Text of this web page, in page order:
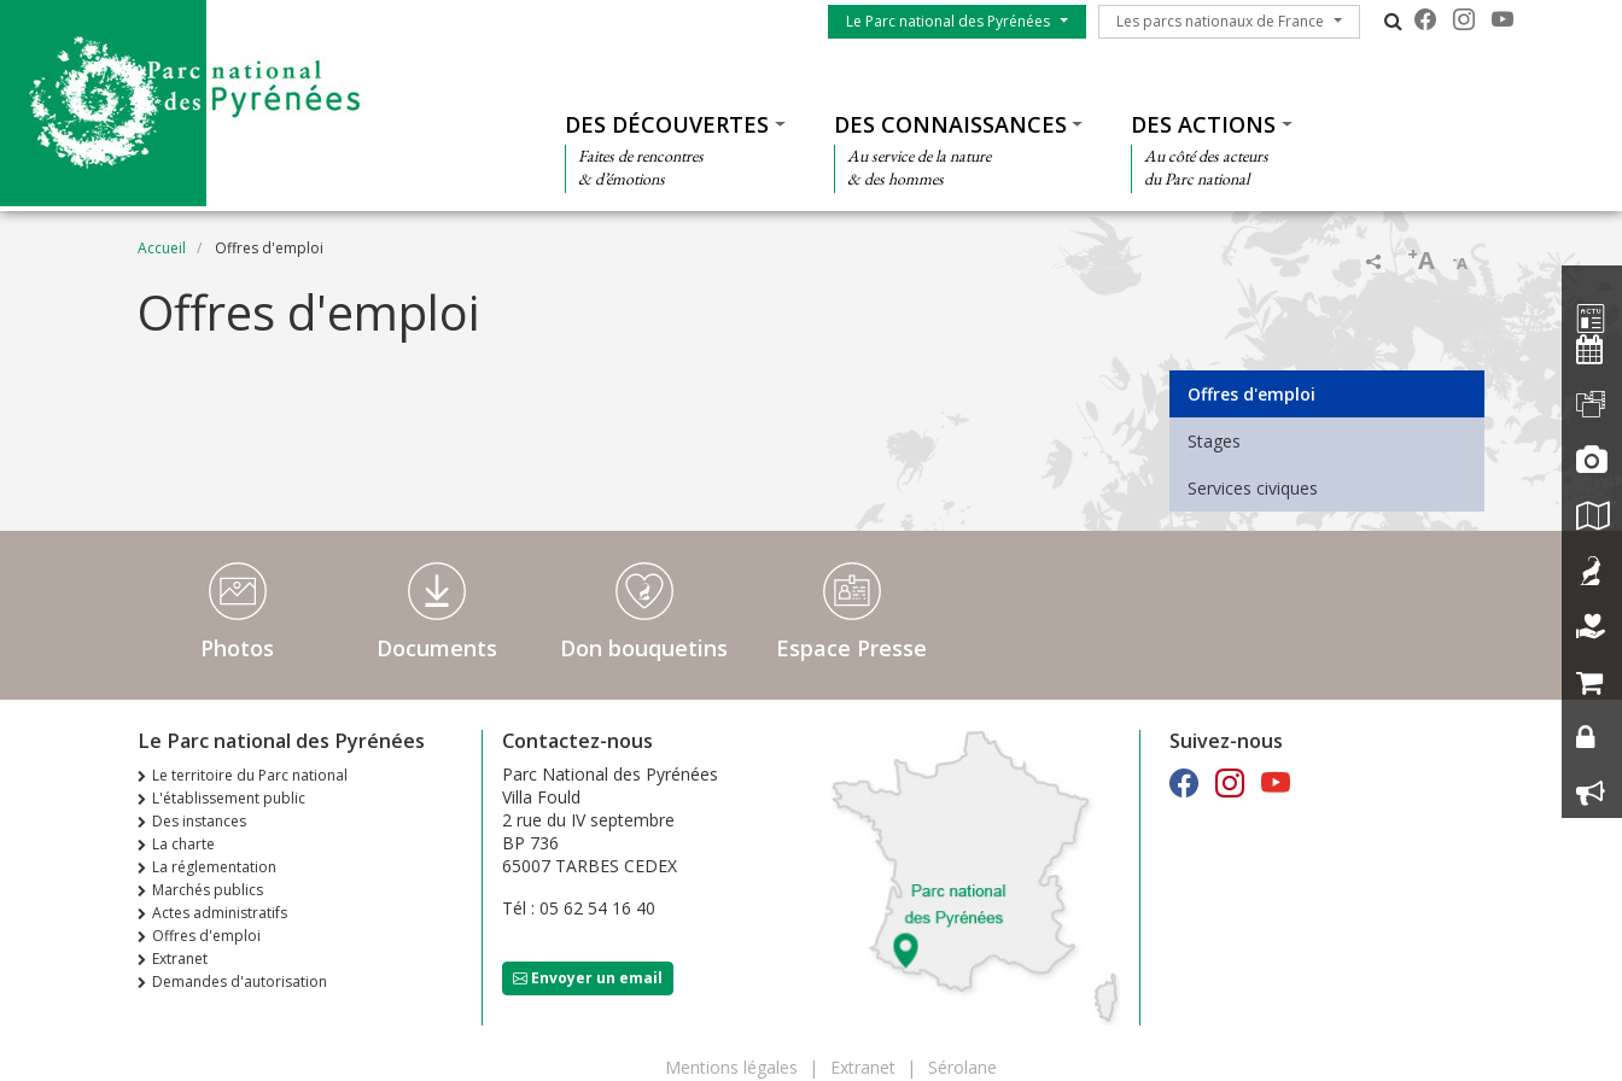
Menu du parc
Le Parc national des Pyrénées Les parcs nationaux de France
Les parcs nationaux de France
DES DÉCOUVERTES
Faites de rencontres
& d’émotions
DES CONNAISSANCES
Au service de la nature
& des hommes
DES ACTIONS
Au côté des acteurs
du Parc national
Fil d'Ariane
Accueil Offres d'emploi
-A
+A
Offres d'emploi
Menu Emplois
Offres d'emploi
Stages
Services civiques
Médiathèque Footer
Photos Documents Don bouquetins Espace Presse
Le Parc national des Pyrénées
Le territoire du Parc national
L'établissement public
Des instances
La charte
La réglementation
Marchés publics
Actes administratifs
Offres d'emploi
Extranet
Demandes d'autorisation
Contactez-nous
Parc National des Pyrénées
Villa Fould
2 rue du IV septembre
BP 736
65007 TARBES CEDEX
Tél : 05 62 54 16 40
Envoyer un email
Suivez-nous
Mentions légales Extranet Sérolane